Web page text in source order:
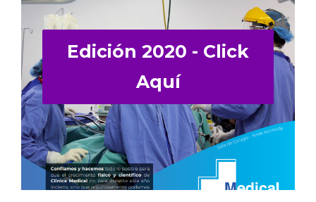
Edición 2020 - Click
Aquí